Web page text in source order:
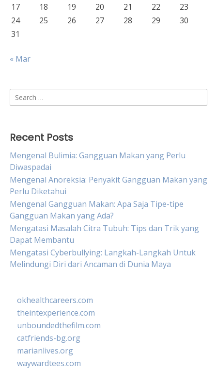
17 18 19 20 21 22
23
24
25 26 27 28 29
30
31
« Mar
Search
for:
Recent Posts
Mengenal Bulimia: Gangguan Makan yang Perlu
Diwaspadai
Mengenal Anoreksia: Penyakit Gangguan Makan yang
Perlu Diketahui
Mengenal Gangguan Makan: Apa Saja Tipe-tipe
Gangguan Makan yang Ada?
Mengatasi Masalah Citra Tubuh: Tips dan Trik yang
Dapat Membantu
Mengatasi Cyberbullying: Langkah-Langkah Untuk
Melindungi Diri dari Ancaman di Dunia Maya
okhealthcareers.com
theintexperience.com
unboundedthefilm.com
catfriends-bg.org
marianlives.org
waywardtees.com